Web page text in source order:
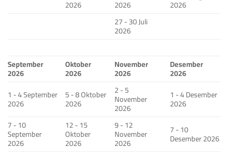
2026 2026
2026
27 - 30 Juli
2026
September
2026
Oktober
2026
November
2026
Desember
2026
1 - 4 September
2026
5 - 8 Oktober
2026
2 - 5
November
2026
1 - 4 Desember
2026
7 - 10
September
2026
12 - 15
Oktober
2026
9 - 12
November
2026
7 - 10
Desember 2026